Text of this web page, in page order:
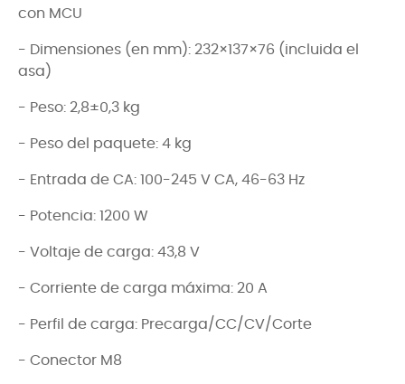
con MCU
- Dimensiones (en mm): 232×137×76 (incluida el
asa)
- Peso: 2,8±0,3 kg
- Peso del paquete: 4 kg
- Entrada de CA: 100-245 V CA, 46-63 Hz
- Potencia: 1200 W
- Voltaje de carga: 43,8 V
- Corriente de carga máxima: 20 A
- Perfil de carga: Precarga/CC/CV/Corte
- Conector M8